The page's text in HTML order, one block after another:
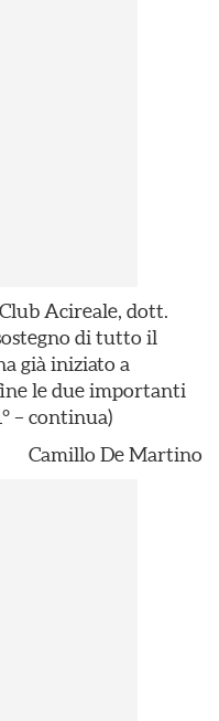
Acireale, dott.
di tutto il
già iniziato a
le due importanti
– continua)
Camillo De Martino